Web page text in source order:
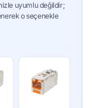
uyumlu değildir;
o seçenekle